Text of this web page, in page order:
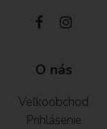
O nás
Veľkoobchod
Prihlásenie